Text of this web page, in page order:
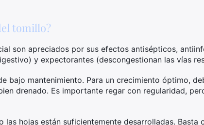
tomillo?
son apreciados por sus efectos antisépticos,
y expectorantes (descongestionan las vías
bajo mantenimiento. Para un crecimiento óptimo,
drenado. Es importante regar con regularidad,
las hojas están suficientemente desarrolladas.